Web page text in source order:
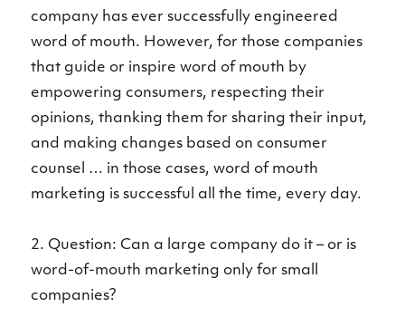
company has ever successfully engineered
word of mouth. However, for those companies
that guide or inspire word of mouth by
empowering consumers, respecting their
opinions, thanking them for sharing their input,
and making changes based on consumer
counsel … in those cases, word of mouth
marketing is successful all the time, every day.
2. Question: Can a large company do it – or is
word-of-mouth marketing only for small
companies?